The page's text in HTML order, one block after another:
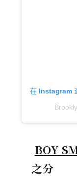
在 Instagram
BOY
之分